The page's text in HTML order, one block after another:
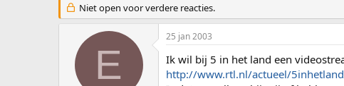
d
e
a
r
t
Niet open voor verdere reacties.
E
25 jan 2003
Ik wil bij 5 in het land een
http://www.rtl.nl/actueel/